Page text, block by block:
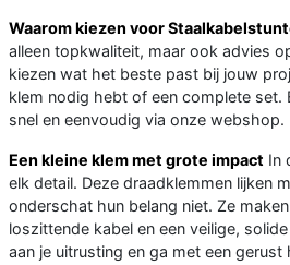
Waarom kiezen voor
alleen topkwaliteit, maar ook advies
kiezen wat het beste past bij jouw
klem nodig hebt of een complete set.
snel en eenvoudig via onze webshop.
Een kleine klem met grote impact In
elk detail. Deze draadklemmen lijken
onderschat hun belang niet. Ze
loszittende kabel en een veilige,
aan je uitrusting en ga met een